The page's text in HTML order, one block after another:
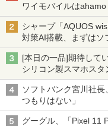
ワイモバイルは
割」の安さと1年限定
シャープ「AQUOS
対策AI搭載、まずはソ
[本日の一品]期待して
シリコン製スマホスタ
ソフトバンク宮川社長
つもりはない」
グーグル、「Pixel 11